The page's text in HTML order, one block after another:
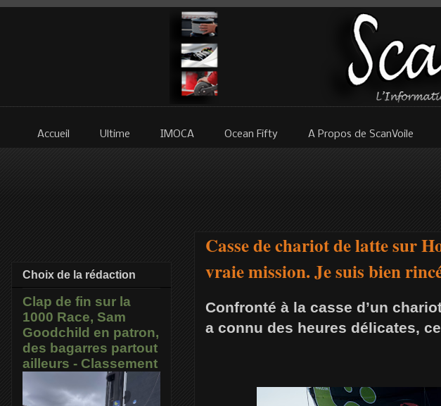
Accueil Ultime IMOCA Ocean Fifty A Propos de ScanVoile
Casse de chariot de latte sur
vraie mission. Je suis bien
Confronté à la casse d’un
a connu des heures délicates,
Choix de la rédaction
Clap de fin sur la
1000 Race, Sam
Goodchild en patron,
des bagarres partout
ailleurs - Classement